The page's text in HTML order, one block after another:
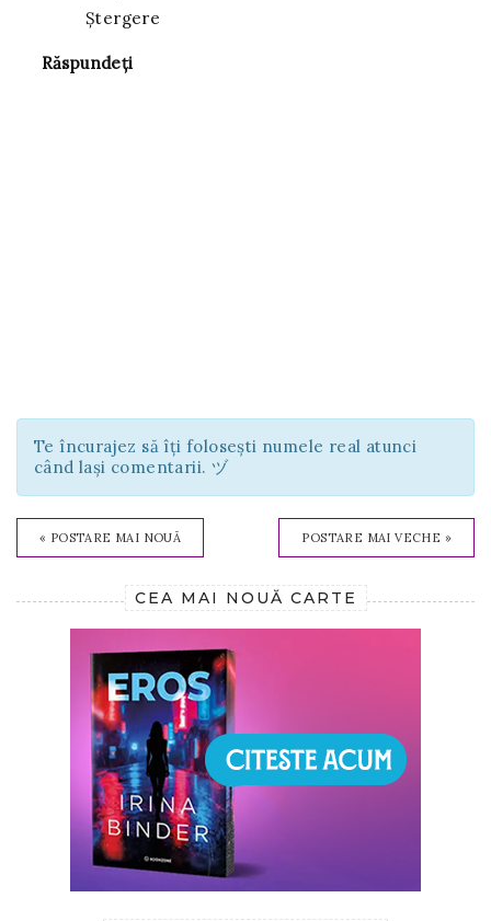
Ștergere
Răspundeți
Te încurajez să îți folosești numele real atunci
când lași comentarii. ヅ
« POSTARE MAI NOUĂ POSTARE MAI VECHE »
CEA MAI NOUĂ CARTE